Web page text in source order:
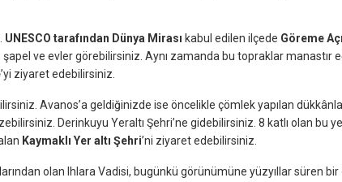
UNESCO tarafından Dünya Mirası kabul edilen ilçede Göreme
ve evler görebilirsiniz. Aynı zamanda bu topraklar manastır
’yi ziyaret edebilirsiniz.
Avanos’a geldiğinizde ise öncelikle çömlek yapılan
Derinkuyu Yeraltı Şehri’ne gidebilirsiniz. 8 katlı olan bu
Kaymaklı Yer altı Şehri’ni ziyaret edebilirsiniz.
olan Ihlara Vadisi, bugünkü görünümüne yüzyıllar süren